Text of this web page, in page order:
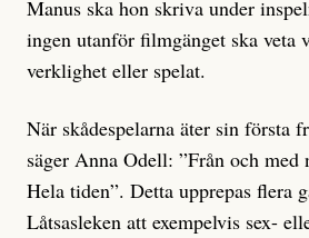
Manus ska hon skriva under
ingen utanför filmgänget ska veta
verklighet eller spelat.
När skådespelarna äter sin första
säger Anna Odell: ”Från och
Hela tiden”. Detta upprepas flera
Låtsasleken att exempelvis sex-